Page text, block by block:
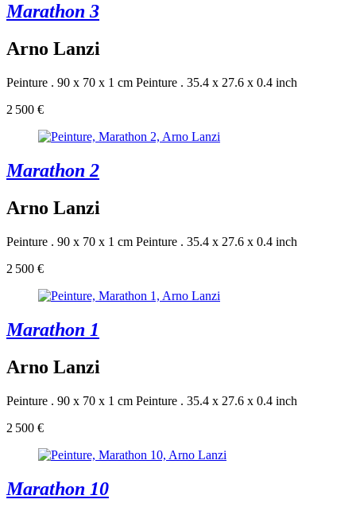
Marathon 3
Arno Lanzi
Peinture . 90 x 70 x 1 cm Peinture . 35.4 x 27.6 x 0.4 inch
2 500 €
Marathon 2
Arno Lanzi
Peinture . 90 x 70 x 1 cm Peinture . 35.4 x 27.6 x 0.4 inch
2 500 €
Marathon 1
Arno Lanzi
Peinture . 90 x 70 x 1 cm Peinture . 35.4 x 27.6 x 0.4 inch
2 500 €
Marathon 10